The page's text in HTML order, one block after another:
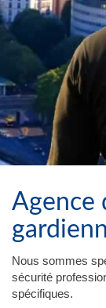
Agence
Nous sommes
sécurité
spécifiques.